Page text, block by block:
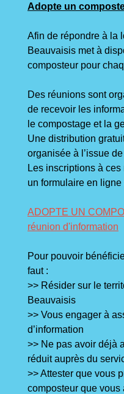
Adopte un
Afin de répondre à la
Beauvaisis met à
composteur pour
Des réunions sont
de recevoir les
le compostage et la
Une distribution
organisée à l’issue
Les inscriptions à
un formulaire en ligne
ADOPTE UN
réunion d'information
Pour pouvoir
faut :
>> Résider sur le
Beauvaisis
>> Vous engager à
d’information
>> Ne pas avoir déjà
réduit auprès du
>> Attester que vous
composteur que vous